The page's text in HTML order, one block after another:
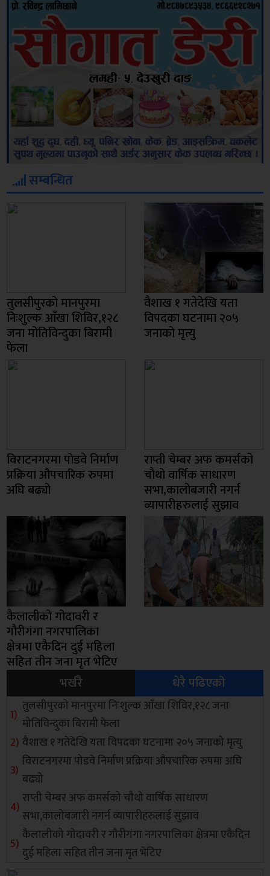
सम्बन्धित
तुलसीपुरको मानपुरमा
निःशुल्क आँखा शिविर,१२८
जना मोतिविन्दुका बिरामी
फेला
वैशाख १ गतेदेखि यता
विपदका घटनामा २०५
जनाको मृत्यु
विराटनगरमा पोडवे निर्माण
प्रक्रिया औपचारिक रुपमा
अघि बढ्यो
राप्ती चेम्बर अफ कमर्सको
चाैथो वार्षिक साधारण
सभा,कालोबजारी नगर्न
व्यापारीहरुलाई सुझाव
कैलालीको गोदावरी र
गौरीगंगा नगरपालिका
क्षेत्रमा एकैदिन दुई महिला
सहित तीन जना मृत भेटिए
भर्खरै
धेरै पढिएको
तुलसीपुरको मानपुरमा निःशुल्क आँखा शिविर,१२८ जना
मोतिविन्दुका बिरामी फेला
वैशाख १ गतेदेखि यता विपदका घटनामा २०५ जनाको मृत्यु
विराटनगरमा पोडवे निर्माण प्रक्रिया औपचारिक रुपमा अघि
बढ्यो
राप्ती चेम्बर अफ कमर्सको चाैथो वार्षिक साधारण
सभा,कालोबजारी नगर्न व्यापारीहरुलाई सुझाव
कैलालीको गोदावरी र गौरीगंगा नगरपालिका क्षेत्रमा एकैदिन
दुई महिला सहित तीन जना मृत भेटिए